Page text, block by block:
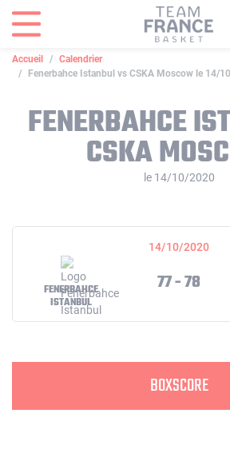
Accueil
Calendrier
Fenerbahce Istanbul vs CSKA Moscow le 14/
FENERBAHCE
CSKA
le 14/10/2020
14/10/2020
FENERBAHCE
ISTANBUL
77 - 78
BOXSCORE
Panneau de gestion des cookies